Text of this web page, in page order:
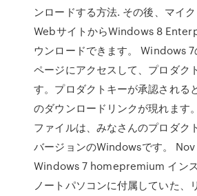
ンロードする方法. その後、マイ
WebサイトからWindows 8
ウンロードできます。 Windows 7
ページにアクセスして、プロダク
す。プロダクトキーが承認される
のダウンロードリンクが現れます
ファイルは、みなさんのプロダク
バージョンのWindowsです。 Nov
Windows 7 homepremium イン
ノートパソコンに付属していた、